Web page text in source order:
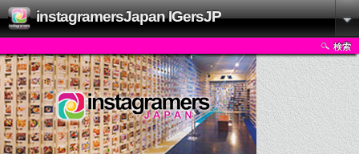
instagramersJapan IGersJP
検索